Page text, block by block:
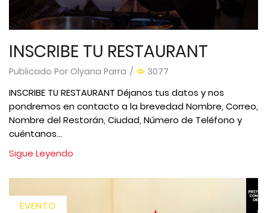
INSCRIBE TU RESTAURANT
Publicado Por Olyana Parra / 3077
INSCRIBE TU RESTAURANT Déjanos tus datos y nos
pondremos en contacto a la brevedad Nombre, Correo,
Nombre del Restorán, Ciudad, Número de Teléfono y
cuéntanos...
Sigue Leyendo
EVENTO